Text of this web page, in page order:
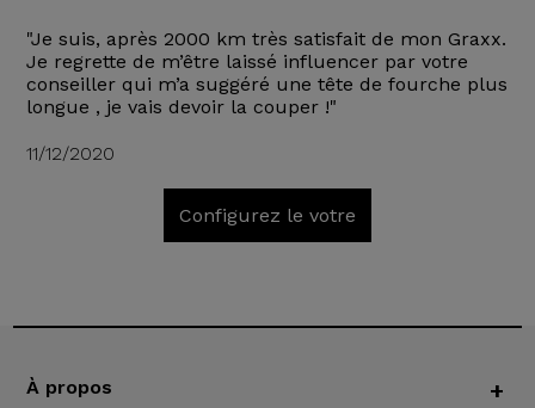
"Je suis, après 2000 km très satisfait de mon Graxx.
Je regrette de m’être laissé influencer par votre
conseiller qui m’a suggéré une tête de fourche plus
longue , je vais devoir la couper !"
11/12/2020
Configurez le votre
À propos +